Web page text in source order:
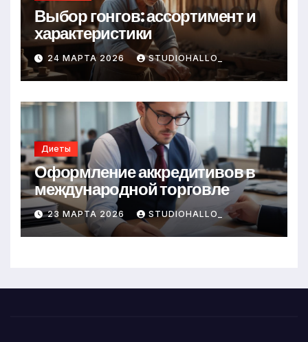
Выбор гонгов: ассортимент и
характеристики
24 МАРТА 2026 STUDIOHALLO_
Диеты
Оформление аккредитивов в
международной торговле
23 МАРТА 2026 STUDIOHALLO_